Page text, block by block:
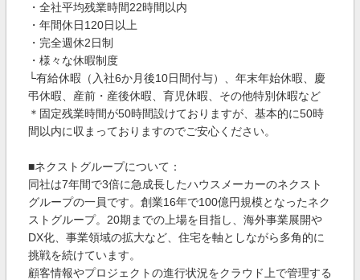
・全社平均残業時間22時間以内
・年間休日120日以上
・完全週休2日制
・様々な休暇制度
└有給休暇（入社6か月後10日間付与）、年末年始休暇、慶
弔休暇、産前・産後休暇、育児休暇、その他特別休暇など
＊固定残業時間が50時間設けておりますが、基本的に50時
間以内に収まっておりますのでご安心ください。
■ネクストグループについて：
同社は7年間で3倍に急成長したハウスメーカーのネクスト
グループの一員です。創業16年で100億円規模となったネク
ストグループ。20期までの上場を目指し、海外事業展開や
DX化、事業領域の拡大など、住宅を軸としながら多角的に
挑戦を続けています。
顧客情報やプロジェクトの進行状況をクラウド上で管理する